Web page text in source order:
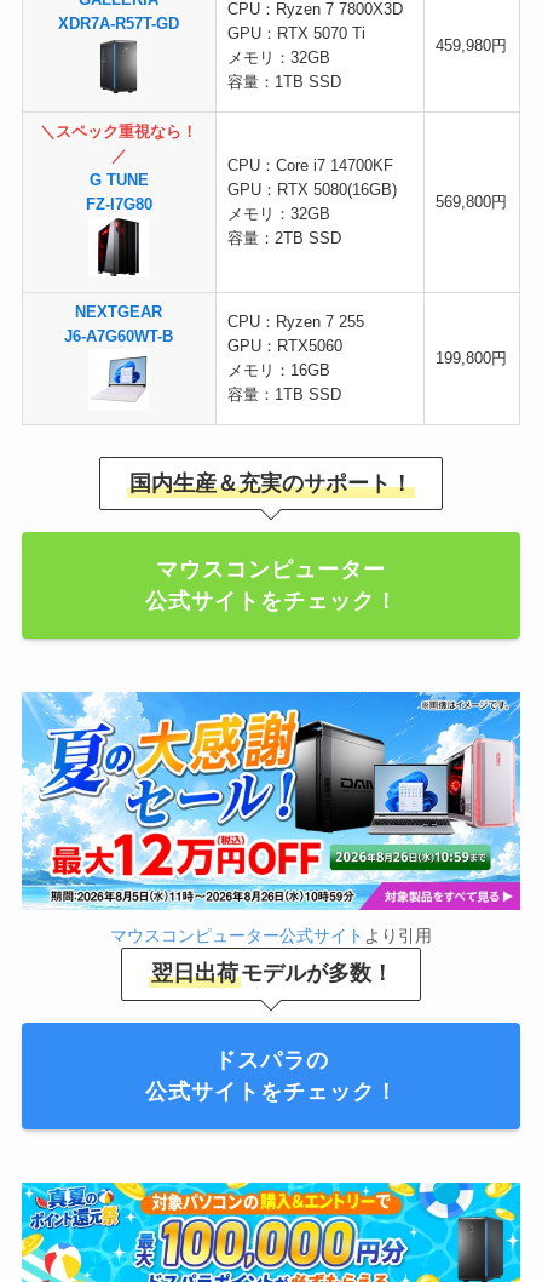
XDR7A-R57T-GD
CPU：Ryzen 7 7800X3D
GPU：RTX 5070 Ti
メモリ：32GB
容量：1TB SSD
459,980円
＼スペック重視なら！
／
G TUNE
FZ-I7G80
CPU：Core i7 14700KF
GPU：RTX 5080(16GB)
メモリ：32GB
容量：2TB SSD
569,800円
NEXTGEAR
J6-A7G60WT-B
CPU：Ryzen 7 255
GPU：RTX5060
メモリ：16GB
容量：1TB SSD
199,800円
国内生産＆充実のサポート！
マウスコンピューター
公式サイトをチェック！
マウスコンピューター公式サイト より引用
翌日出荷モデルが多数！
ドスパラの
公式サイトをチェック！